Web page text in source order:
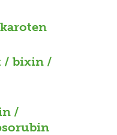
/ bixin /
/